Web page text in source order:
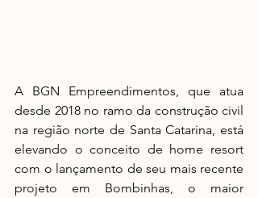
A BGN Empreendimentos, que atua
desde 2018 no ramo da construção civil
na região norte de Santa Catarina, está
elevando o conceito de home resort
com o lançamento de seu mais recente
projeto em Bombinhas, o maior